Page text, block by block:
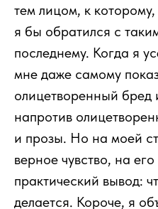
тем лицом, к
я бы обратился с
последнему. Когда я
мне даже самому
олицетворенный бред
напротив
и прозы. Но на моей
верное чувство, на
практический вывод:
делается. Короче, я